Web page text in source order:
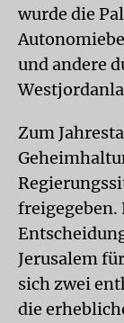
wurde die
und andere
Zum
freigegeben.
Jerusalem
sich zwei
die